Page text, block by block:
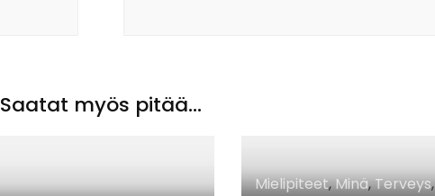
Saatat myös pitää...
Mielipiteet,Minä,Terveys,